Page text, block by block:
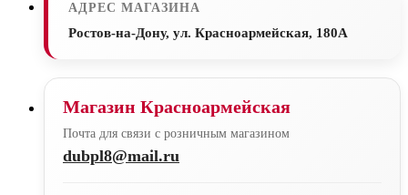
АДРЕС МАГАЗИНА
Ростов-на-Дону, ул. Красноармейская, 180А
Магазин Красноармейская
Почта для связи с розничным магазином
dubpl8@mail.ru